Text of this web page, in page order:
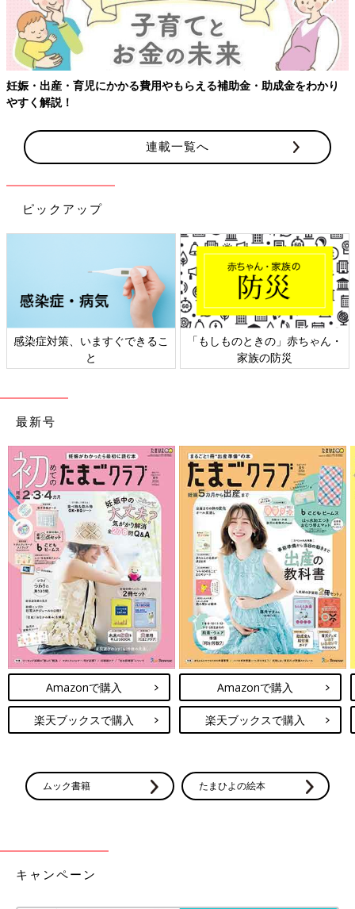
連載一覧へ
ピックアップ
日本外来小児科学会リーフレッ
ト検討会
六星占術 細木かおりさんの人生
相談
最新号
Amazonで購入
楽天ブックスで購入
Amazonで購入
楽天ブックスで購入
ムック書籍 たまひよの絵本
キャンペーン